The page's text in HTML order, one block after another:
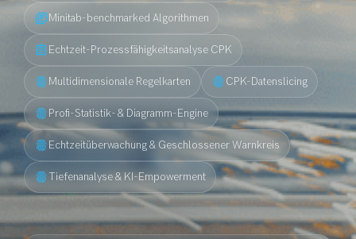
library_booksMinitab-benchmarked Algorithmen
assignment Echtzeit-Prozessfähigkeitsanalyse CPK
fingerprint Multidimensionale Regelkarten fingerprintCPK-Datenslicing
fingerprint Profi-Statistik- & Diagramm-Engine
fingerprint Echtzeitüberwachung & Geschlossener Warnkreis
fingerprintTiefenanalyse & KI-Empowerment